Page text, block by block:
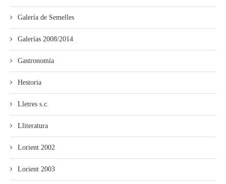
Galería de Semelles
Galerías 2008/2014
Gastronomía
Hestoria
Lletres s.c.
Lliteratura
Lorient 2002
Lorient 2003